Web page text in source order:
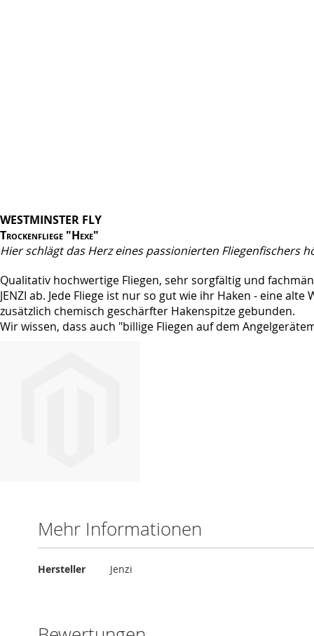
WESTMINSTER FLY
Trockenfliege "Hexe"
Hier schlägt das Herz eines passionierten Fliegenfischers
Qualitativ hochwertige Fliegen, sehr sorgfältig und
JENZI ab. Jede Fliege ist nur so gut wie ihr Haken - eine
zusätzlich chemisch geschärfter Hakenspitze gebunden.
Wir wissen, dass auch "billige Fliegen auf dem
Mehr Informationen
Mehr
Hersteller Jenzi